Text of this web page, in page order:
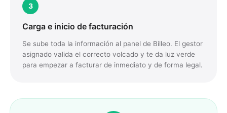
3
Carga e inicio de facturación
Se sube toda la información al panel de Billeo. El gestor
asignado valida el correcto volcado y te da luz verde
para empezar a facturar de inmediato y de forma legal.